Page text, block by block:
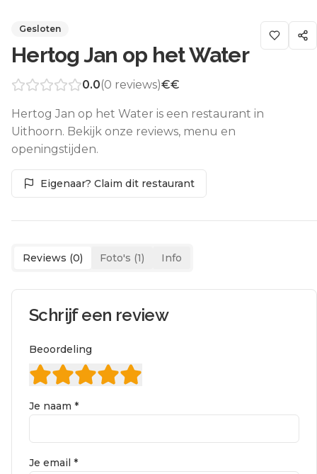
Gesloten
Hertog Jan op het Water
0.0(0 reviews)€€
Hertog Jan op het Water is een restaurant in
Uithoorn. Bekijk onze reviews, menu en
openingstijden.
Eigenaar? Claim dit restaurant
Reviews (0) Foto's (1) Info
Schrijf een review
Beoordeling
Je naam *
Je email *